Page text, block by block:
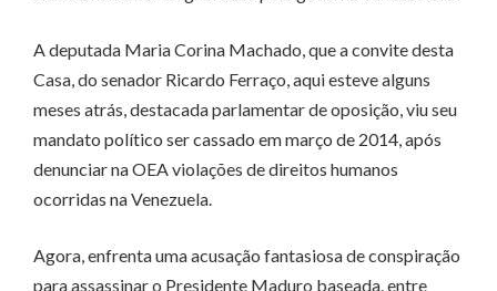
A deputada Maria Corina Machado, que a convite desta
Casa, do senador Ricardo Ferraço, aqui esteve alguns
meses atrás, destacada parlamentar de oposição, viu seu
mandato político ser cassado em março de 2014, após
denunciar na OEA violações de direitos humanos
ocorridas na Venezuela.
Agora, enfrenta uma acusação fantasiosa de conspiração
para assassinar o Presidente Maduro baseada, entre